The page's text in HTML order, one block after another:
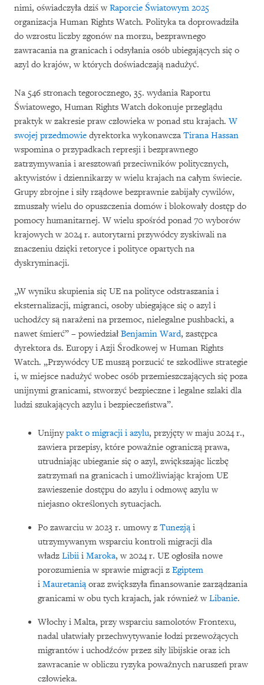
nimi, oświadczyła dziś wRaporcie Światowym 2025
organizacja Human Rights Watch. Polityka ta doprowadziła
do wzrostu liczby zgonów na morzu, bezprawnego
zawracania na granicach i odsyłania osób ubiegających się o
azyl do krajów, w których doświadczają nadużyć.
Na 546 stronach tegorocznego, 35. wydania Raportu
Światowego, Human Rights Watch dokonuje przeglądu
praktyk w zakresie praw człowieka w ponad stu krajach.W
swojej przedmowie dyrektorka wykonawcza Tirana Hassan
wspomina o przypadkach represji i bezprawnego
zatrzymywania i aresztowań przeciwników politycznych,
aktywistów i dziennikarzy w wielu krajach na całym świecie.
Grupy zbrojne i siły rządowe bezprawnie zabijały cywilów,
zmuszały wielu do opuszczenia domów i blokowały dostęp do
pomocy humanitarnej. W wielu spośród ponad 70 wyborów
krajowych w 2024 r. autorytarni przywódcy zyskiwali na
znaczeniu dzięki retoryce i polityce opartych na
dyskryminacji.
„W wyniku skupienia się UE na polityce odstraszania i
eksternalizacji, migranci, osoby ubiegające się o azyl i
uchodźcy są narażeni na przemoc, nielegalne pushbacki, a
nawet śmierć” – powiedział Benjamin Ward, zastępca
dyrektora ds. Europy i Azji Środkowej w Human Rights
Watch. „Przywódcy UE muszą porzucić te szkodliwe strategie
i, w miejsce nadużyć wobec osób przemieszczających się poza
unijnymi granicami, stworzyć bezpieczne i legalne szlaki dla
ludzi szukających azylu i bezpieczeństwa”.
Unijnypakt o migracji i azylu, przyjęty w maju 2024 r.,
zawiera przepisy, które poważnie ograniczą prawa,
utrudniając ubieganie się o azyl, zwiększając liczbę
zatrzymań na granicach i umożliwiając krajom UE
zawieszenie dostępu do azylu i odmowę azylu w
niejasno określonych sytuacjach.
Po zawarciu w 2023 r. umowy z Tunezją i
utrzymywanym wsparciu kontroli migracji dla
władz Libii i Maroka, w 2024 r. UE ogłosiła nowe
porozumienia w sprawie migracji z Egiptem
i Mauretanią oraz zwiększyła finansowanie zarządzania
granicami w obu tych krajach, jak również wLibanie.
Włochy i Malta, przy wsparciu samolotów Frontexu,
nadal ułatwiały przechwytywanie łodzi przewożących
migrantów i uchodźców przez siły libijskie oraz ich
zawracanie w obliczu ryzyka poważnych naruszeń praw
człowieka.